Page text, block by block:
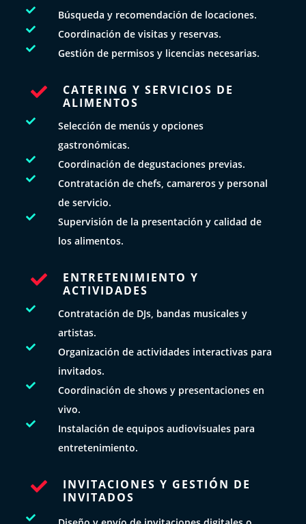
 Búsqueda y recomendación de locaciones.
 Coordinación de visitas y reservas.
 Gestión de permisos y licencias necesarias.

CATERING Y SERVICIOS DE
ALIMENTOS

Selección de menús y opciones
gastronómicas.
 Coordinación de degustaciones previas.

Contratación de chefs, camareros y personal
de servicio.

Supervisión de la presentación y calidad de
los alimentos.

ENTRETENIMIENTO Y
ACTIVIDADES

Contratación de DJs, bandas musicales y
artistas.

Organización de actividades interactivas para
invitados.

Coordinación de shows y presentaciones en
vivo.

Instalación de equipos audiovisuales para
entretenimiento.

INVITACIONES Y GESTIÓN DE
INVITADOS
